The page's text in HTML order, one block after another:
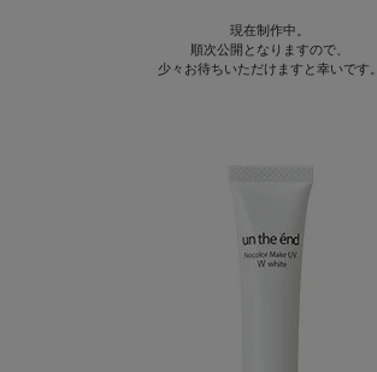
現在制作中。
順次公開となりますので、
少々お待ちいただけますと幸いです。